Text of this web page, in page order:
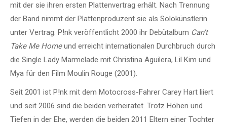
mit der sie ihren ersten Plattenvertrag erhält. Nach Trennung
der Band nimmt der Plattenproduzent sie als Solokünstlerin
unter Vertrag. P!nk veröffentlicht 2000 ihr Debütalbum Can’t
Take Me Homeund erreicht internationalen Durchbruch durch
die Single Lady Marmelade mit Christina Aguilera, Lil Kim und
Mya für den Film Moulin Rouge (2001).
Seit 2001 ist P!nk mit dem Motocross-Fahrer Carey Hart liiert
und seit 2006 sind die beiden verheiratet. Trotz Höhen und
Tiefen in der Ehe, werden die beiden 2011 Eltern einer Tochter